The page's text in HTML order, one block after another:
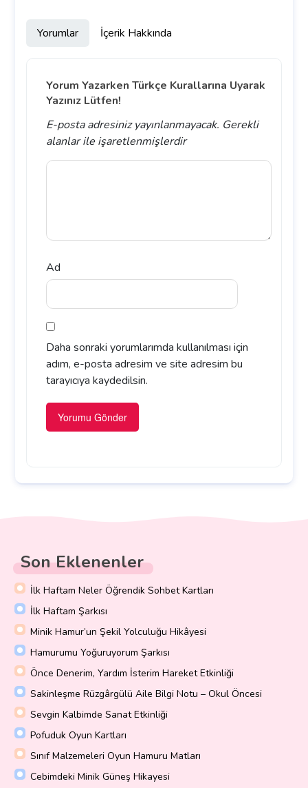
Yorumlar İçerik Hakkında
Yorum Yazarken Türkçe Kurallarına Uyarak
Yazınız Lütfen!
E-posta adresiniz yayınlanmayacak. Gerekli
alanlarile işaretlenmişlerdir
Ad
Daha sonraki yorumlarımda kullanılması için
adım, e-posta adresim ve site adresim bu
tarayıcıya kaydedilsin.
Son Eklenenler
İlk Haftam Neler Öğrendik Sohbet Kartları
İlk Haftam Şarkısı
Minik Hamur’un Şekil Yolculuğu Hikâyesi
Hamurumu Yoğuruyorum Şarkısı
Önce Denerim, Yardım İsterim Hareket Etkinliği
Sakinleşme Rüzgârgülü Aile Bilgi Notu – Okul Öncesi
Sevgin Kalbimde Sanat Etkinliği
Pofuduk Oyun Kartları
Sınıf Malzemeleri Oyun Hamuru Matları
Cebimdeki Minik Güneş Hikayesi